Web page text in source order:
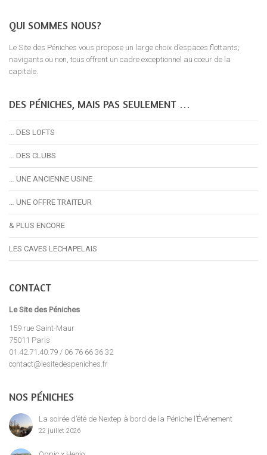
QUI SOMMES NOUS?
Le Site des Péniches vous propose un large choix d’espaces flottants;
navigants ou non, tous offrent un cadre exceptionnel au coeur de la
capitale.
DES PÉNICHES, MAIS PAS SEULEMENT …
… DES LOFTS
… DES CLUBS
… UNE ANCIENNE USINE
… UNE OFFRE TRAITEUR
& PLUS ENCORE
LES CAVES LECHAPELAIS
CONTACT
Le Site des Péniches
159 rue Saint-Maur
75011 Paris
01.42.71.40.79 / 06 76 66 36 32
contact@lesitedespeniches.fr
NOS PÉNICHES
La soirée d’été de Nextep à bord de la Péniche l’Événement
22 juillet 2026